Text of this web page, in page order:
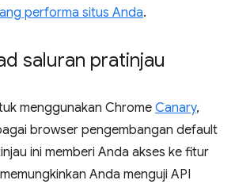
performa situs Anda.
saluran pratinjau
menggunakan Chrome Canary,
browser pengembangan default
ini memberi Anda akses ke fitur
Anda menguji API